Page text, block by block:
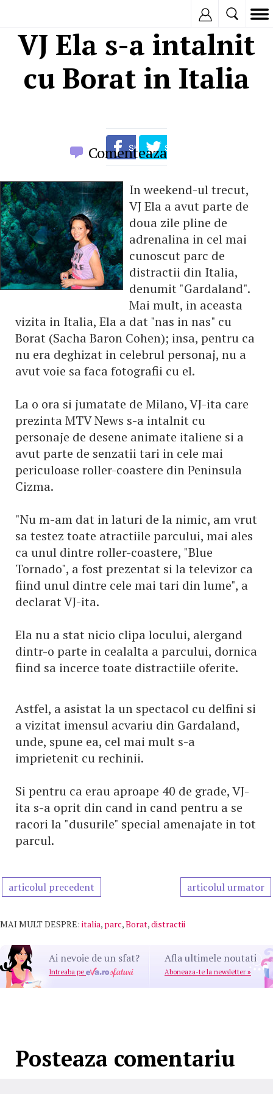
VJ Ela s-a intalnit
cu Borat in Italia
Comenteaza
In weekend-ul trecut,
VJ Ela a avut parte de
doua zile pline de
adrenalina in cel mai
cunoscut parc de
distractii din Italia,
denumit "Gardaland".
Mai mult, in aceasta
vizita in Italia, Ela a dat "nas in nas" cu
Borat (Sacha Baron Cohen); insa, pentru ca
nu era deghizat in celebrul personaj, nu a
avut voie sa faca fotografii cu el.
La o ora si jumatate de Milano, VJ-ita care
prezinta MTV News s-a intalnit cu
personaje de desene animate italiene si a
avut parte de senzatii tari in cele mai
periculoase roller-coastere din Peninsula
Cizma.
"Nu m-am dat in laturi de la nimic, am vrut
sa testez toate atractiile parcului, mai ales
ca unul dintre roller-coastere, "Blue
Tornado", a fost prezentat si la televizor ca
fiind unul dintre cele mai tari din lume", a
declarat VJ-ita.
Ela nu a stat nicio clipa locului, alergand
dintr-o parte in cealalta a parcului, dornica
fiind sa incerce toate distractiile oferite.
Astfel, a asistat la un spectacol cu delfini si
a vizitat imensul acvariu din Gardaland,
unde, spune ea, cel mai mult s-a
imprietenit cu rechinii.
Si pentru ca erau aproape 40 de grade, VJ-
ita s-a oprit din cand in cand pentru a se
racori la "dusurile" special amenajate in tot
parcul.
articolul precedent articolul urmator
MAI MULT DESPRE: italia, parc,Borat,distractii
Ai nevoie de un sfat?
Intreaba pe
Afla ultimele noutati
Aboneaza-te la newsletter »
Posteaza comentariu